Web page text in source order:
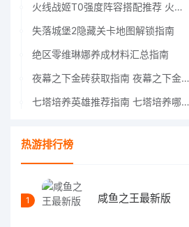
火线战姬T0强度阵容搭配推荐 火线战姬T0强度阵容哪个好
失落城堡2隐藏关卡地图解锁指南
绝区零维琳娜养成材料汇总指南
夜幕之下金砖获取指南 夜幕之下金砖获取方法
七塔培养英雄推荐指南 七塔培养哪个英雄好
热游排行榜
1 咸鱼之王最新版